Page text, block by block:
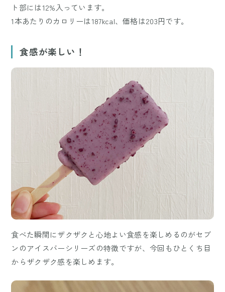
ト部には12%入っています。
1本あたりのカロリーは187kcal、価格は203円です。
食感が楽しい！
食べた瞬間にザクザクと心地よい食感を楽しめるのがセブ
ンのアイスバーシリーズの特徴ですが、今回もひとくち目
からザクザク感を楽しめます。